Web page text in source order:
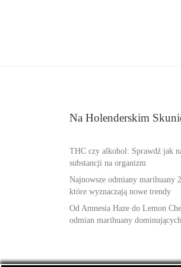
Na Holenderskim
THC czy alkohol: Sprawdź jak
substancji na organizm
Najnowsze odmiany marihuany
które wyznaczają nowe trendy
Od Amnesia Haze do Lemon
odmian marihuany